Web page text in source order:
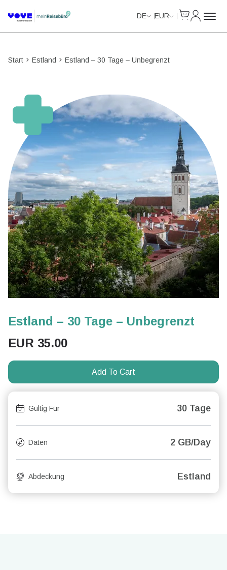
DE EUR
Start Estland Estland – 30 Tage – Unbegrenzt
Estland – 30 Tage – Unbegrenzt
EUR 35.00
Add To Cart
Gültig Für 30 Tage
Daten 2 GB/Day
Abdeckung Estland